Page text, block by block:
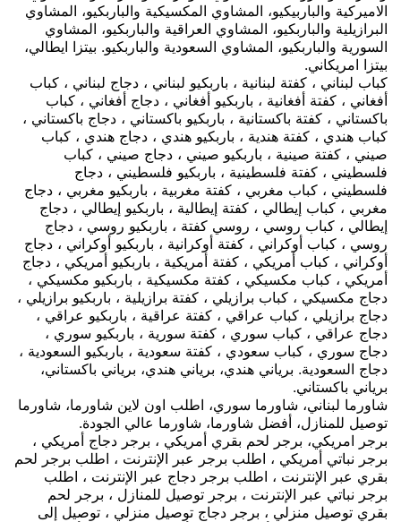
الاميركية والباربيكيو، المشاوي المكسيكية والباربكيو، المشاوي
البرازيلية والباربكيو، المشاوي العراقية والباربكيو، المشاوي
السورية والباربكيو، المشاوي السعودية والباربكيو. بيتزا ايطالي،
بيتزا امريكاني.
كباب لبناني ، كفتة لبنانية ، باربكيو لبناني ، دجاج لبناني ، كباب
أفغاني ، كفتة أفغانية ، باربكيو أفغاني ، دجاج أفغاني ، كباب
باكستاني ، كفتة باكستانية ، باربكيو باكستاني ، دجاج باكستاني ،
كباب هندي ، كفتة هندية ، باربكيو هندي ، دجاج هندي ، كباب
صيني ، كفتة صينية ، باربكيو صيني ، دجاج صيني ، كباب
فلسطيني ، كفتة فلسطينية ، باربكيو فلسطيني ، دجاج
فلسطيني ، كباب مغربي ، كفتة مغربية ، باربكيو مغربي ، دجاج
مغربي ، كباب إيطالي ، كفتة إيطالية ، باربكيو إيطالي ، دجاج
إيطالي ، كباب روسي ، روسي كفتة ، باربكيو روسي ، دجاج
روسي ، كباب أوكراني ، كفتة أوكرانية ، باربكيو أوكراني ، دجاج
أوكراني ، كباب أمريكي ، كفتة أمريكية ، باربكيو أمريكي ، دجاج
أمريكي ، كباب مكسيكي ، كفتة مكسيكية ، باربكيو مكسيكي ،
دجاج مكسيكي ، كباب برازيلي ، كفتة برازيلية ، باربكيو برازيلي ،
دجاج برازيلي ، كباب عراقي ، كفتة عراقية ، باربكيو عراقي ،
دجاج عراقي ، كباب سوري ، كفتة سورية ، باربكيو سوري ،
دجاج سوري ، كباب سعودي ، كفتة سعودية ، باربكيو السعودية ،
دجاج السعودية. برياني هندي، برياني هندي، برياني باكستاني،
برياني باكستاني.
شاورما لبناني، شاورما سوري، اطلب اون لاين شاورما، شاورما
توصيل للمنازل، أفضل شاورما، شاورما عالي الجودة.
برجر امريكي، برجر لحم بقري أمريكي ، برجر دجاج أمريكي ،
برجر نباتي أمريكي ، اطلب برجر عبر الإنترنت ، اطلب برجر لحم
بقري عبر الإنترنت ، اطلب برجر دجاج عبر الإنترنت ، اطلب
برجر نباتي عبر الإنترنت ، برجر توصيل للمنازل ، برجر لحم
بقري توصيل منزلي ، برجر دجاج توصيل منزلي ، توصيل إلى